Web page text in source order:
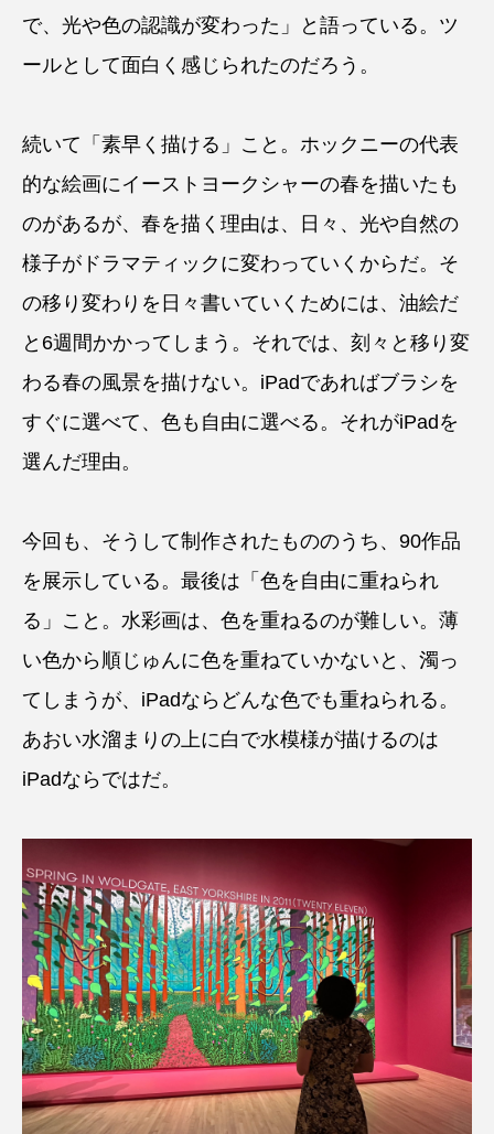
で、光や色の認識が変わった」と語っている。ツ
ールとして面白く感じられたのだろう。
続いて「素早く描ける」こと。ホックニーの代表
的な絵画にイーストヨークシャーの春を描いたも
のがあるが、春を描く理由は、日々、光や自然の
様子がドラマティックに変わっていくからだ。そ
の移り変わりを日々書いていくためには、油絵だ
と6週間かかってしまう。それでは、刻々と移り変
わる春の風景を描けない。iPadであればブラシを
すぐに選べて、色も自由に選べる。それがiPadを
選んだ理由。
今回も、そうして制作されたもののうち、90作品
を展示している。最後は「色を自由に重ねられ
る」こと。水彩画は、色を重ねるのが難しい。薄
い色から順じゅんに色を重ねていかないと、濁っ
てしまうが、iPadならどんな色でも重ねられる。
あおい水溜まりの上に白で水模様が描けるのは
iPadならではだ。